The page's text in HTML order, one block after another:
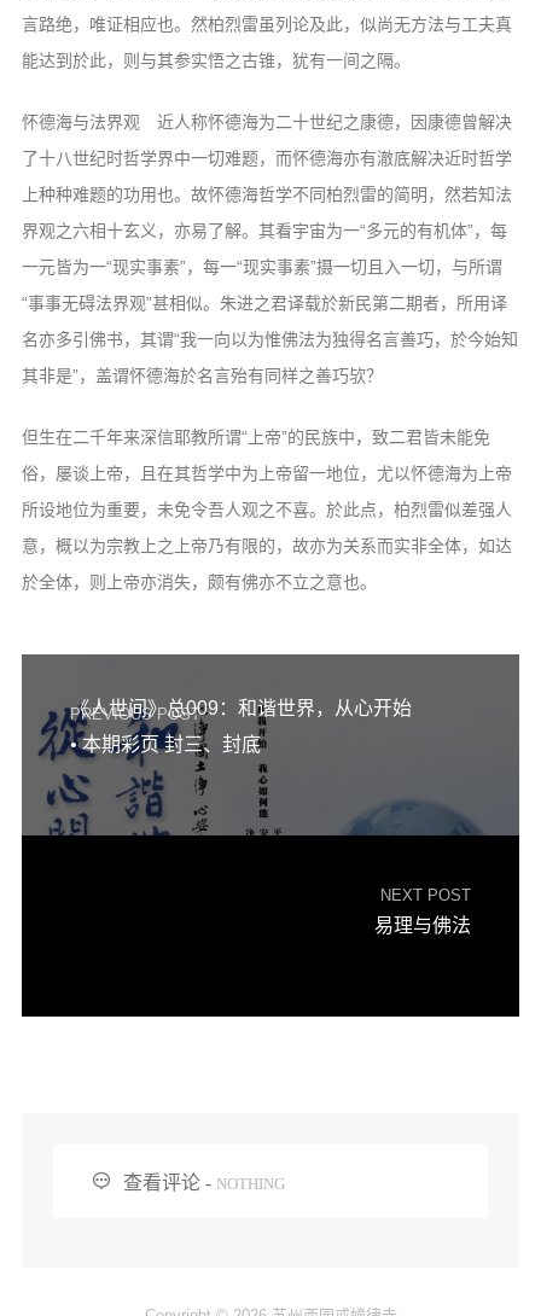
菩提静修营
教理研究
学报论集
信息公告
戒幢论坛
寺院巡览
活动记录
西园风光
下院风采
言路绝，唯证相应也。然柏烈雷虽列论及此，似尚无方法与工夫真
能达到於此，则与其参实悟之古锥，犹有一间之隔。
怀德海与法界观 近人称怀德海为二十世纪之康德，因康德曾解决
了十八世纪时哲学界中一切难题，而怀德海亦有澈底解决近时哲学
上种种难题的功用也。故怀德海哲学不同柏烈雷的简明，然若知法
界观之六相十玄义，亦易了解。其看宇宙为一“多元的有机体”，每
一元皆为一“现实事素”，每一“现实事素”摄一切且入一切，与所谓
“事事无碍法界观”甚相似。朱进之君译载於新民第二期者，所用译
名亦多引佛书，其谓“我一向以为惟佛法为独得名言善巧，於今始知
其非是”，盖谓怀德海於名言殆有同样之善巧欤？
但生在二千年来深信耶教所谓“上帝”的民族中，致二君皆未能免
俗，屡谈上帝，且在其哲学中为上帝留一地位，尤以怀德海为上帝
所设地位为重要，未免令吾人观之不喜。於此点，柏烈雷似差强人
意，概以为宗教上之上帝乃有限的，故亦为关系而实非全体，如达
於全体，则上帝亦消失，颇有佛亦不立之意也。
PREVIOUS POST
《人世间》总009：和谐世界，从心开始
• 本期彩页 封三、封底
NEXT POST
易理与佛法
 查看评论 - NOTHING